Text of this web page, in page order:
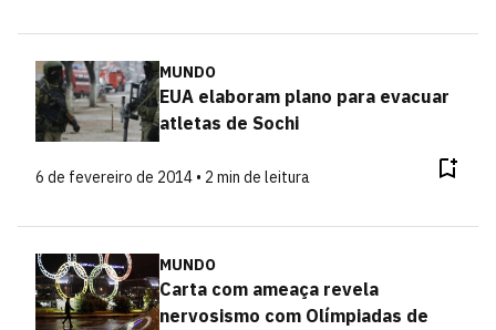
MUNDO
EUA elaboram plano para evacuar
atletas de Sochi
6 de fevereiro de 2014 • 2 min de leitura
MUNDO
Carta com ameaça revela
nervosismo com Olímpiadas de